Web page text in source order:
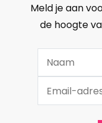
Meld je aan
de hoogte